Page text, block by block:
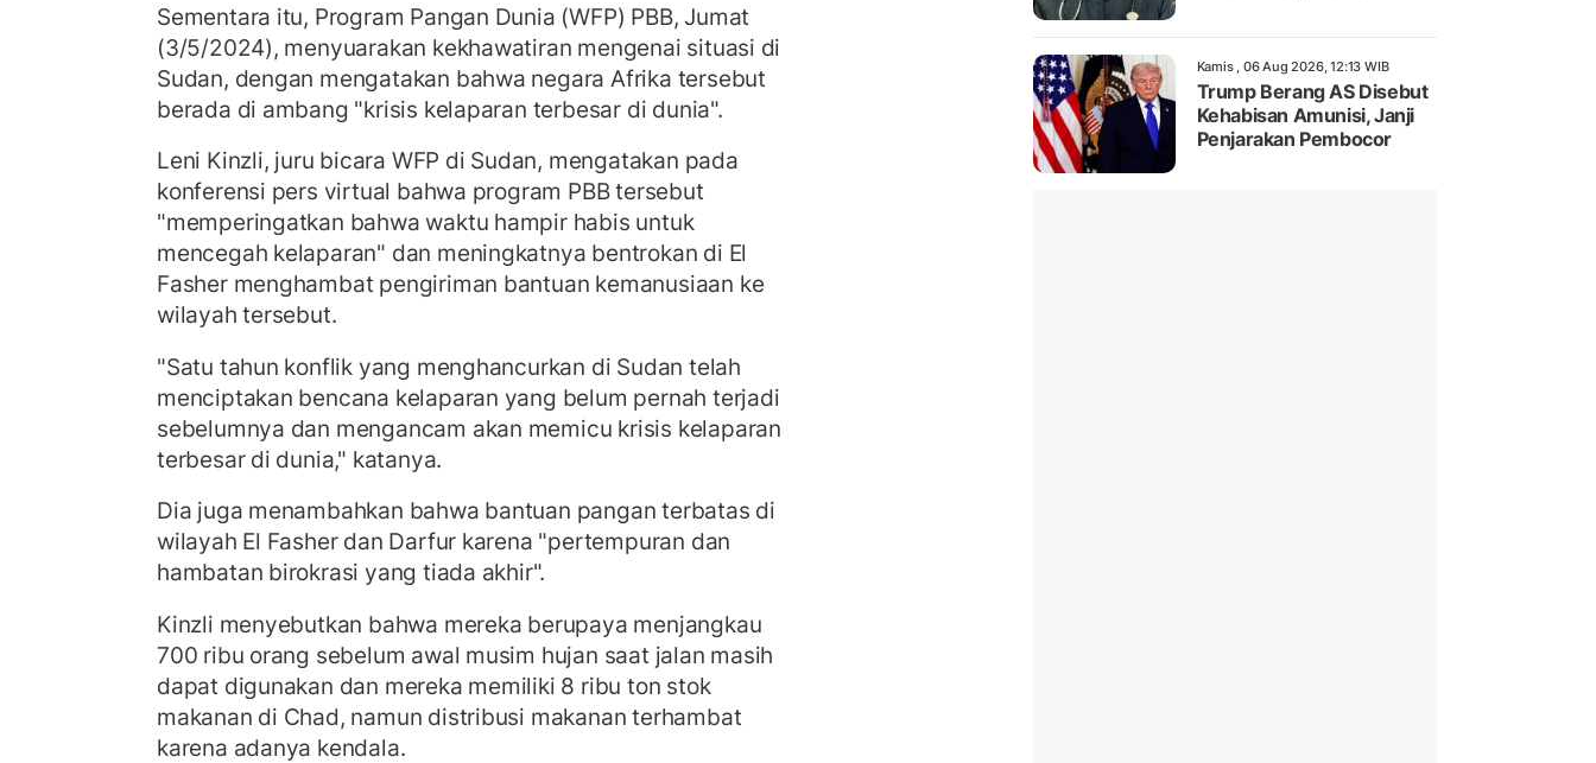
Sementara itu, Program Pangan Dunia (WFP) PBB, Jumat
(3/5/2024), menyuarakan kekhawatiran mengenai situasi di
Sudan, dengan mengatakan bahwa negara Afrika tersebut
berada di ambang "krisis kelaparan terbesar di dunia".
Leni Kinzli, juru bicara WFP di Sudan, mengatakan pada
konferensi pers virtual bahwa program PBB tersebut
"memperingatkan bahwa waktu hampir habis untuk
mencegah kelaparan" dan meningkatnya bentrokan di El
Fasher menghambat pengiriman bantuan kemanusiaan ke
wilayah tersebut.
"Satu tahun konflik yang menghancurkan di Sudan telah
menciptakan bencana kelaparan yang belum pernah terjadi
sebelumnya dan mengancam akan memicu krisis kelaparan
terbesar di dunia," katanya.
Dia juga menambahkan bahwa bantuan pangan terbatas di
wilayah El Fasher dan Darfur karena "pertempuran dan
hambatan birokrasi yang tiada akhir".
Kinzli menyebutkan bahwa mereka berupaya menjangkau
700 ribu orang sebelum awal musim hujan saat jalan masih
dapat digunakan dan mereka memiliki 8 ribu ton stok
makanan di Chad, namun distribusi makanan terhambat
karena adanya kendala.
Kamis , 06 Aug 2026, 12:13 WIB
Trump Berang AS Disebut
Kehabisan Amunisi, Janji
Penjarakan Pembocor